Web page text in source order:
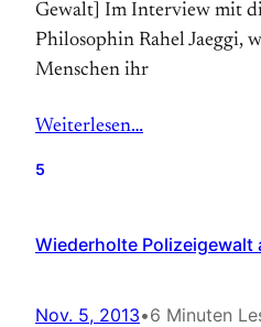
Gewalt] Im Interview mit
Philosophin Rahel Jaeggi,
Menschen ihr
Weiterlesen…
5
Wiederholte Polizeigewalt
Nov. 5, 2013•6 Minuten